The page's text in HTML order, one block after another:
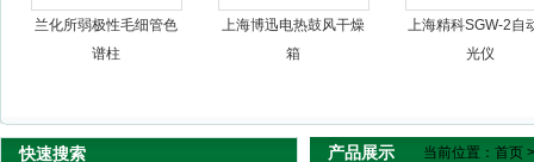
兰化所弱极性毛细管色
谱柱
上海博迅电热鼓风干燥
箱
上海精科SGW-2自
光仪
快速搜索 产品展示 当前位置： 首页